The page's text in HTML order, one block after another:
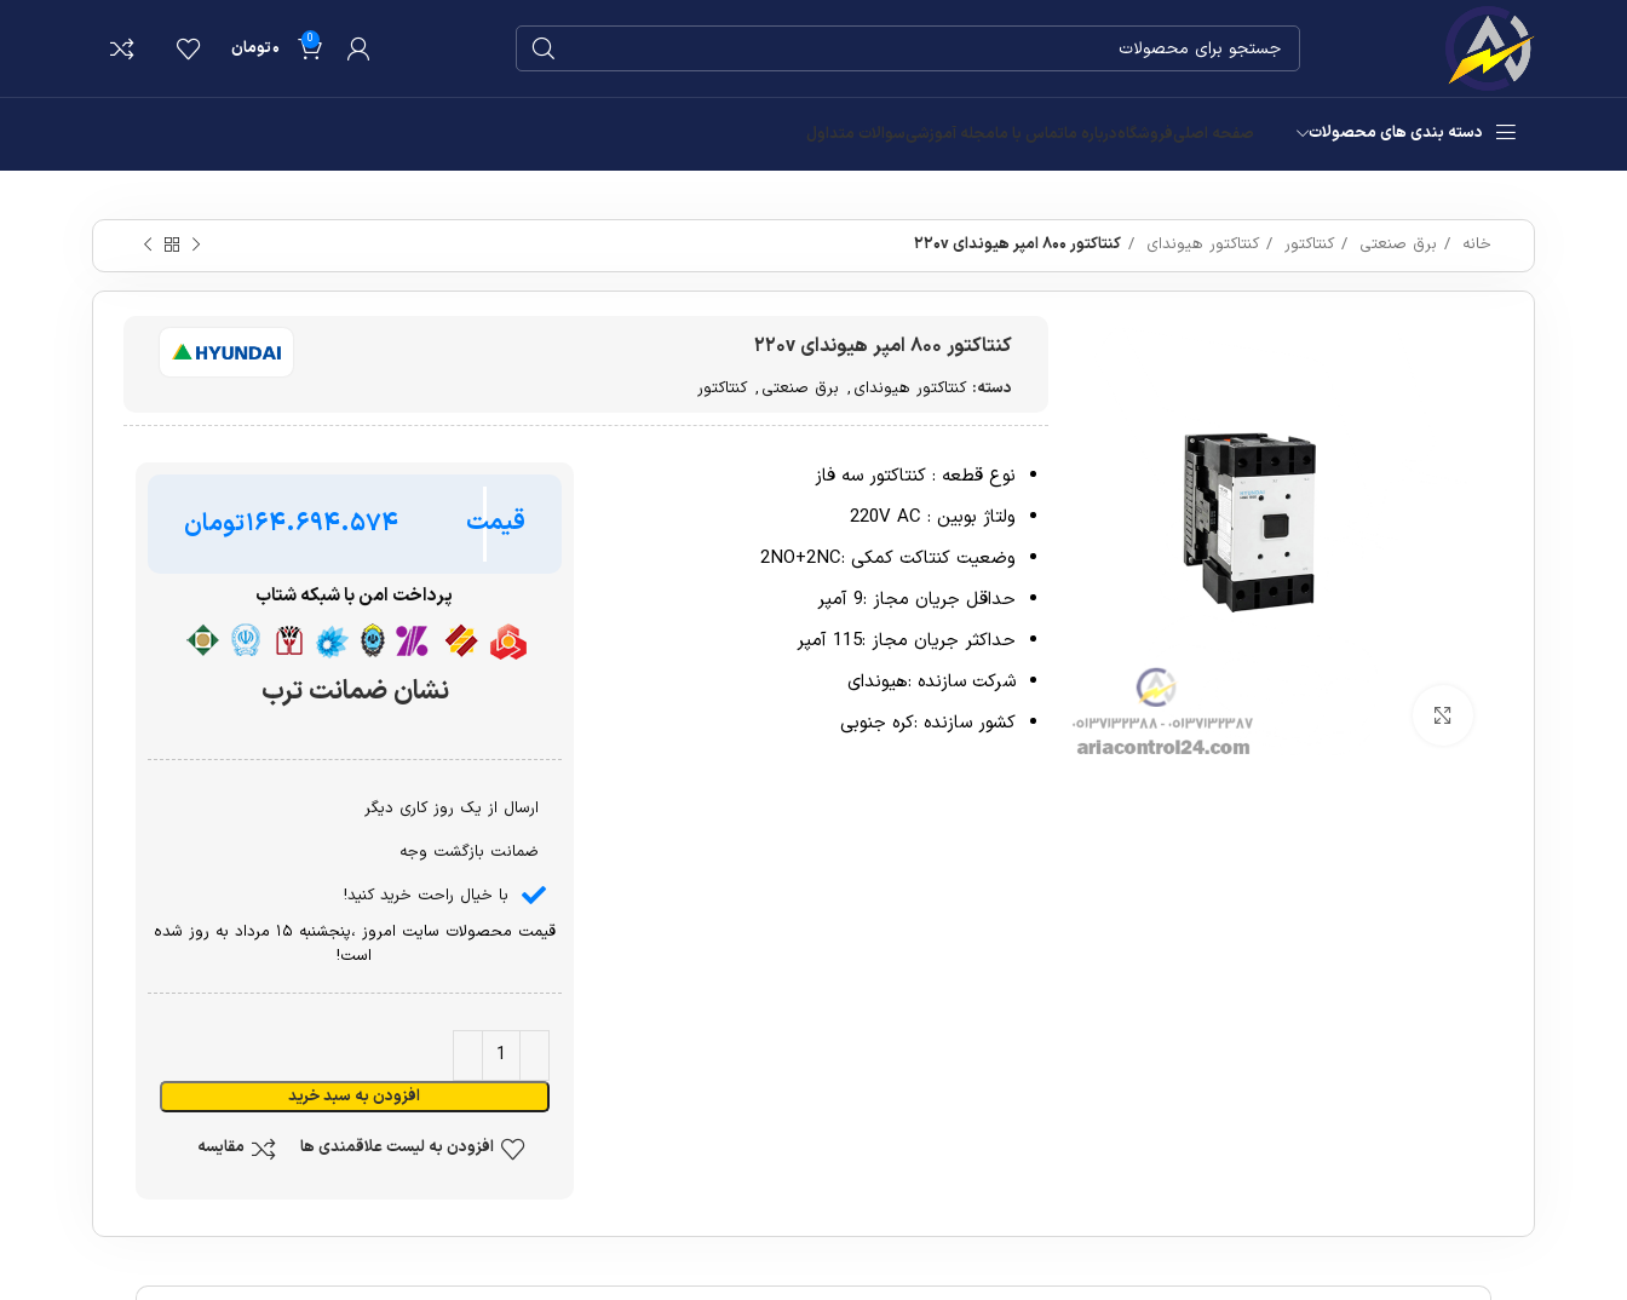
0 ۰تومان
دسته بندی های محصولات صفحه اصلیفروشگاهدرباره ماتماس با مامجله آموزشیسوالات متداول
خانه برق صنعتی کنتاکتور کنتاکتور هیوندای کنتاکتور ۸۰۰ امپر هیوندای ۲۲۰v
برای بزرگنمایی کلیک کنید
کنتاکتور ۸۰۰ امپر هیوندای ۲۲۰v
دسته: کنتاکتور هیوندای , برق صنعتی , کنتاکتور
نوع قطعه : کنتاکتور سه فاز
ولتاژ بوبین : 220V AC
وضعیت کنتاکت کمکی :2NO+2NC
حداقل جریان مجاز :9 آمپر
حداکثر جریان مجاز :115 آمپر
شرکت سازنده :هیوندای
کشور سازنده :کره جنوبی
قیمت تومان
پرداخت امن با شبکه شتاب
نشان ضمانت ترب
ارسال از یک روز کاری دیگر
ضمانت بازگشت وجه
با خیال راحت خرید کنید!
قیمت محصولات سایت امروز ،پنجشنبه ۱۵ مرداد به روز شده
است!
افزودن به سبد خرید
افزودن به لیست علاقمندی ها مقایسه